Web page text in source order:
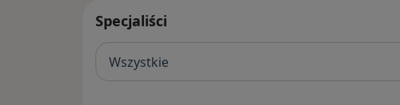
Specjaliści
Wszystkie